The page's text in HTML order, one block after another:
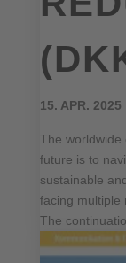
15. APR. 2025
The worldwide
future is to
sustainable
facing multiple
The